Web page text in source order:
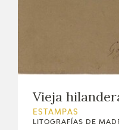
Vieja
ESTAMPAS
LITOGRAFÍAS DE